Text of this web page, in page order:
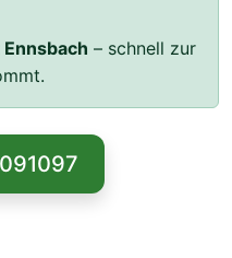
– schnell zur